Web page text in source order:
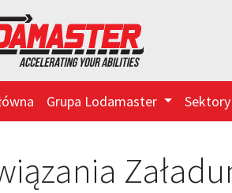
Grupa Lodamaster